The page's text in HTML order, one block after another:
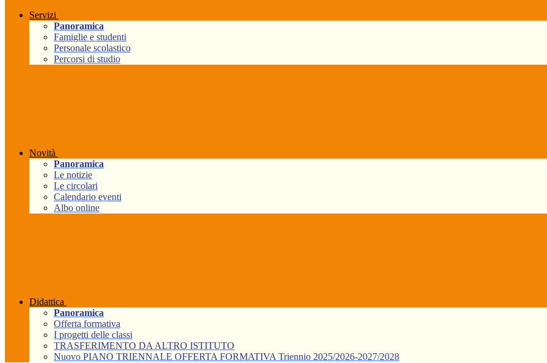
Servizi
Panoramica
Famiglie e studenti
Personale scolastico
Percorsi di studio
Novità
Panoramica
Le notizie
Le circolari
Calendario eventi
Albo online
Didattica
Panoramica
Offerta formativa
I progetti delle classi
TRASFERIMENTO DA ALTRO ISTITUTO
Nuovo PIANO TRIENNALE OFFERTA FORMATIVA Triennio 2025/2026-2027/2028